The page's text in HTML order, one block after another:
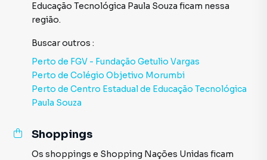
Educação Tecnológica Paula Souza ficam nessa
região.
Buscar outros :
Perto de FGV - Fundação Getulio Vargas
Perto de Colégio Objetivo Morumbi
Perto de Centro Estadual de Educação Tecnológica
Paula Souza
Shoppings
Os shoppings e Shopping Nações Unidas ficam